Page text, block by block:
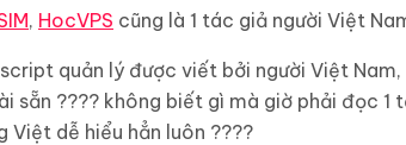
, HocVPS cũng là 1 tác giả người Việt
quản lý được viết bởi người Việt
???? không biết gì mà giờ phải đọc 1
dễ hiểu hẳn luôn ????